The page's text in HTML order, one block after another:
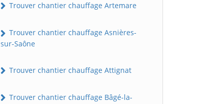
Trouver chantier chauffage Artemare
Trouver chantier chauffage Asnières-
sur-Saône
Trouver chantier chauffage Attignat
Trouver chantier chauffage Bâgé-la-